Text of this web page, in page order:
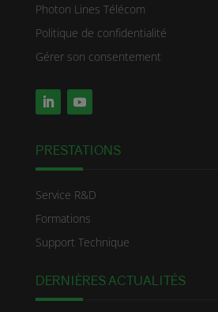
Photon Lines Télécom
Politique de confidentialité
Gérer son consentement
PRESTATIONS
Service R&D
Formations
Support Technique
DERNIÈRES ACTUALITÉS